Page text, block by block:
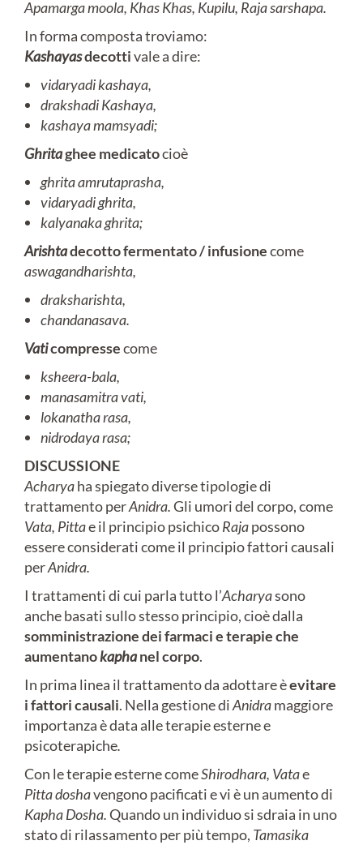
Apamarga moola, Khas Khas, Kupilu, Rajasarshapa.
In forma composta troviamo:
Kashayasdecottivale a dire:
vidaryadi kashaya,
drakshadi Kashaya,
kashaya mamsyadi;
Ghritaghee medicatocioè
ghritaamrutaprasha,
vidaryadi ghrita,
kalyanaka ghrita;
Arishtadecotto fermentato / infusionecome
aswagandharishta,
draksharishta,
chandanasava.
Vaticompressecome
ksheera-bala,
manasamitra vati,
lokanatha rasa,
nidrodaya rasa;
DISCUSSIONE
Acharyaha spiegato diverse tipologie di
trattamento perAnidra.Gli umori del corpo, come
Vata, Pittae il principio psichicoRajapossono
essere considerati come il principio fattori causali
perAnidra.
I trattamenti di cui parla tutto l’Acharyasono
anche basati sullo stesso principio, cioè dalla
somministrazione dei farmaci e terapie che
aumentanokaphanel corpo.
In prima linea il trattamento da adottare èevitare
i fattori causali. Nella gestione diAnidramaggiore
importanza è data alle terapie esterne e
psicoterapiche.
Con le terapie esterne comeShirodhara, Vatae
Pitta doshavengono pacificati e vi è un aumento di
Kapha Dosha.Quando un individuo si sdraia in uno
stato di rilassamento per più tempo, Tamasika